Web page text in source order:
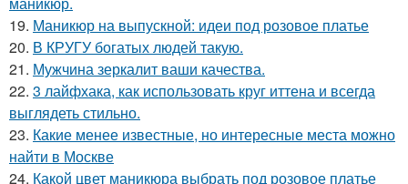
19. Маникюр на выпускной: идеи под розовое платье
20. В КРУГУ богатых людей такую.
21. Мужчина зеркалит ваши качества.
22. 3 лайфхака, как использовать круг иттена и всегда
выглядеть стильно.
23. Какие менее известные, но интересные места можно
найти в Москве
24. Какой цвет маникюра выбрать под розовое платье